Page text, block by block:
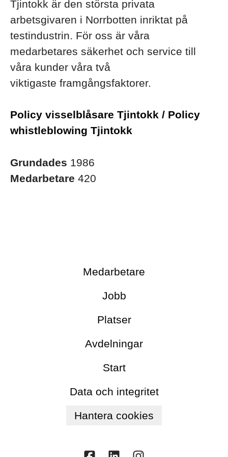
Tjintokk är den största privata
arbetsgivaren i Norrbotten inriktat på
testindustrin. För oss är våra
medarbetares säkerhet och service till
våra kunder våra två
viktigaste framgångsfaktorer.
Policy visselblåsare Tjintokk / Policy
whistleblowing Tjintokk
Grundades 1986
Medarbetare 420
Medarbetare
Jobb
Platser
Avdelningar
Start
Data och integritet
Hantera cookies